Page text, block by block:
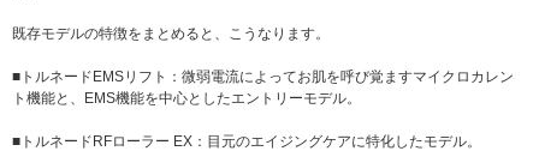
既存モデルの特徴をまとめると、こうなります。
■トルネードEMSリフト：微弱電流によってお肌を呼び覚ますマイクロカレン
ト機能と、EMS機能を中心としたエントリーモデル。
■トルネードRFローラー EX：目元のエイジングケアに特化したモデル。